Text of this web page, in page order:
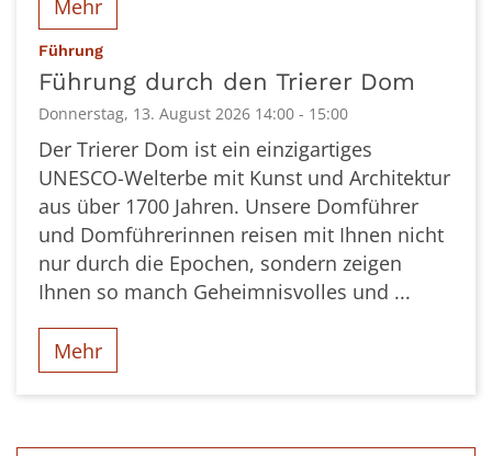
Mehr
Führung:
Führung durch den Trierer Dom
Donnerstag, 13. August 2026 14:00 - 15:00
Der Trierer Dom ist ein einzigartiges
UNESCO-Welterbe mit Kunst und Architektur
aus über 1700 Jahren. Unsere Domführer
und Domführerinnen reisen mit Ihnen nicht
nur durch die Epochen, sondern zeigen
Ihnen so manch Geheimnisvolles und ...
Mehr